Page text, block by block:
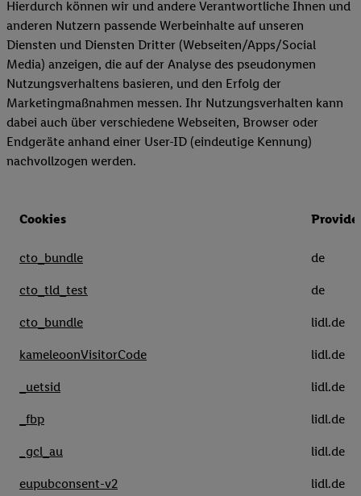
Hierdurch können wir und andere Verantwortliche Ihnen und
anderen Nutzern passende Werbeinhalte auf unseren
Diensten und Diensten Dritter (Webseiten/Apps/Social
Media) anzeigen, die auf der Analyse des pseudonymen
Nutzungsverhaltens basieren, und den Erfolg der
Marketingmaßnahmen messen. Ihr Nutzungsverhalten kann
dabei auch über verschiedene Webseiten, Browser oder
Endgeräte anhand einer User-ID (eindeutige Kennung)
nachvollzogen werden.
Cookies
cto_bundle de
cto_tld_test de
cto_bundle lidl.de
kameleoonVisitorCode lidl.de
_uetsid lidl.de
_fbp lidl.de
_gcl_au lidl.de
eupubconsent-v2 lidl.de